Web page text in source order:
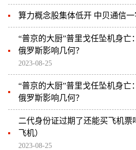
算力概念股集体低开 中贝通信
“普京的大厨”普里戈任坠机身亡
俄罗斯影响几何？
2023-08-25
“普京的大厨”普里戈任坠机身亡
俄罗斯影响几何？
二代身份证过期了还能买飞机票
飞机）
2023-08-25